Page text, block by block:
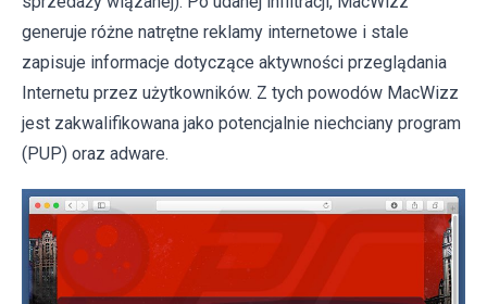
generuje różne natrętne reklamy internetowe i stale
zapisuje informacje dotyczące aktywności przeglądania
Internetu przez użytkowników. Z tych powodów MacWizz
jest zakwalifikowana jako potencjalnie niechciany program
(PUP) oraz adware.